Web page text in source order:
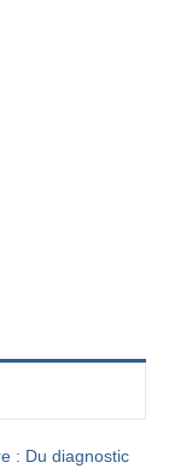
: Du diagnostic